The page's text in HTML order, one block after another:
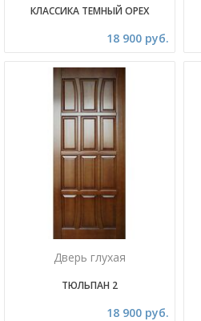
КЛАССИКА ТЕМНЫЙ ОРЕХ
18 900 руб.
Дверь глухая
ТЮЛЬПАН 2
18 900 руб.